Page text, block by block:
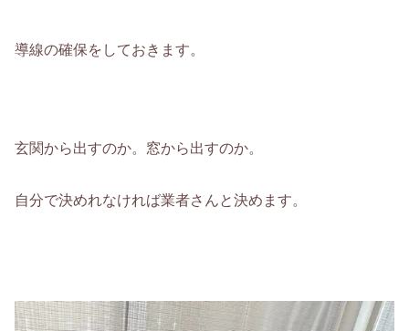
導線の確保をしておきます。
玄関から出すのか。窓から出すのか。
自分で決めれなければ業者さんと決めます。